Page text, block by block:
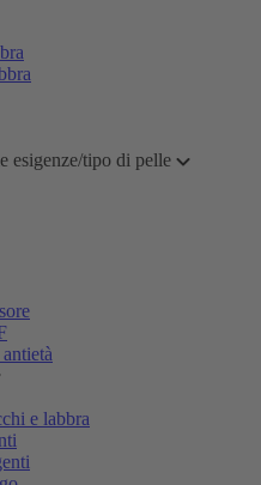
esigenze/tipo di pelle
e labbra